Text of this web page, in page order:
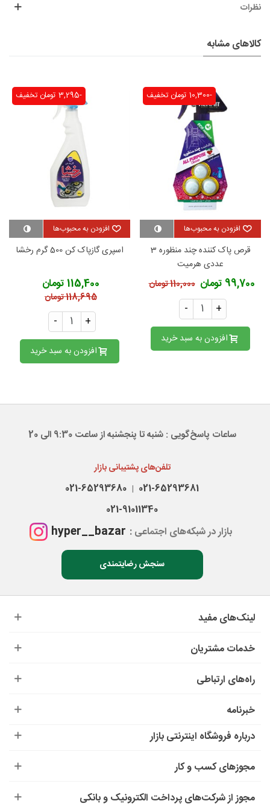
نظرات
کالاهای مشابه
تخفیف -10,300 تومان
افزودن به محبوب‌ها
قرص پاک کننده چند منظوره 3
عددی هرمیت
99,700 تومان 110,000 تومان
- +
افزودن به سبد خرید
تخفیف -3,295 تومان
افزودن به محبوب‌ها
اسپری گازپاک کن 500 گرم رخشا
115,400 تومان
118,695 تومان
- +
افزودن به سبد خرید
ساعات پاسخ‌گویی : شنبه تا پنجشنبه از ساعت 9:30 الی 20
تلفن‌های پشتیبانی بازار
021-65293681
|
021-65293680
021-91011340
بازار در شبکه‌های اجتماعی : hyper__bazar
سنجش رضایتمندی
لینک‌های مفید
خدمات مشتریان
راه‌های ارتباطی
خبرنامه
درباره‌ فروشگاه اینترنتی بازار
مجوزهای کسب و کار
مجوز از شرکت‌های پرداخت الکترونیک و بانکی